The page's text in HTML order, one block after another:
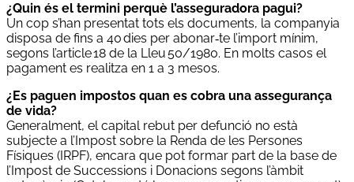
¿Quin és el termini perquè l’asseguradora pagui?
Un cop s’han presentat tots els documents, la companyia
disposa de fins a 40 dies per abonar‑te l’import mínim,
segons l’article 18 de la Lleu 50/1980. En molts casos el
pagament es realitza en 1 a 3 mesos.
¿Es paguen impostos quan es cobra una assegurança
de vida?
Generalment, el capital rebut per defunció no està
subjecte a l’Impost sobre la Renda de les Persones
Físiques (IRPF), encara que pot formar part de la base de
l’Impost de Successions i Donacions segons l’àmbit